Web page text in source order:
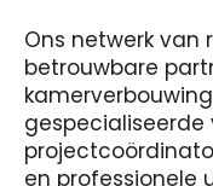
Ons netwerk van
betrouwbare
gespecialiseerde
en professionele